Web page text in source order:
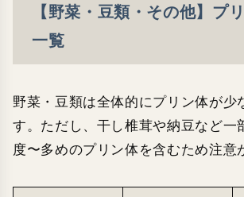
【野菜・豆類・その他】プ
一覧
野菜・豆類は全体的にプリン体が少
す。ただし、干し椎茸や納豆など一
度〜多めのプリン体を含むため注意